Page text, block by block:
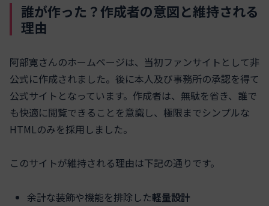
誰が作った？作成者の意図と維持される
理由
阿部寛さんのホームページは、当初ファンサイトとして非
公式に作成されました。後に本人及び事務所の承認を得て
公式サイトとなっています。作成者は、無駄を省き、誰で
も快適に閲覧できることを意識し、極限までシンプルな
HTMLのみを採用しました。
このサイトが維持される理由は下記の通りです。
余計な装飾や機能を排除した軽量設計